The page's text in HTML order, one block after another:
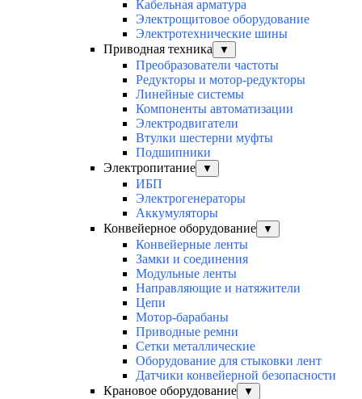
Кабельная арматура
Электрощитовое оборудование
Электротехнические шины
Приводная техника
▼
Преобразователи частоты
Редукторы и мотор-редукторы
Линейные системы
Компоненты автоматизации
Электродвигатели
Втулки шестерни муфты
Подшипники
Электропитание
▼
ИБП
Электрогенераторы
Аккумуляторы
Конвейерное оборудование
▼
Конвейерные ленты
Замки и соединения
Модульные ленты
Направляющие и натяжители
Цепи
Мотор-барабаны
Приводные ремни
Сетки металлические
Оборудование для стыковки лент
Датчики конвейерной безопасности
Крановое оборудование
▼